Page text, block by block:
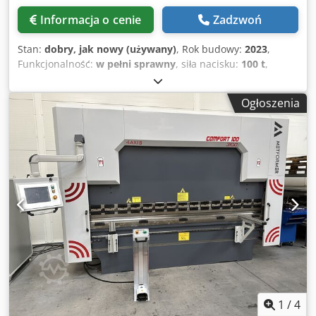
uzyskania dodatkowych informacji prosimy o wiadomość
lub kontakt telefoniczny.
Informacja o cenie Zadzwoń
Stan: dobry, jak nowy (używany), Rok budowy: 2023,
Funkcjonalność: w pełni sprawny, siła nacisku: 100 t,
, wysokość stołu:
głębokość gardzieli:1 000 mm, całkowita długość:4 450
mm , całkowita szerokość:1 820 mm, całkowita wysokość:
2 650 mm
, masa całkowita:
sterowników:Lenze , szerokość robocza:3 060 mm
, siła
gięcia (maks.):
, zderzak tylny:1 000 mm, Zakres
przesuwu zderzaka, oś R:
, zakres przesuwu
zderzaka w osi Z:1 000 mm
, odległość między stojakami:
3 200 mm, okres gwarancji: 6 miesiące
, typ sterowania:
Sterowanie CNC, liczba ramion podporowych:2, regulacja
zderzaka tylnego:sterowany CNC, liczba osi:6, typ
uruchamiania: elektryczny, Wyposażenie:Oznakowanie
CE, dokumentacja / instrukcja obsługi, kurtyna
bezpieczeństwa, sterowanie nożne, Prasy krawędziowe
SafanDarley to innowacyjne i niezwykle wydajne
urządzenia na rynku urządzenia do obróbki blach
Ogłoszenia
1 /4